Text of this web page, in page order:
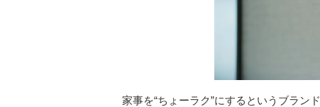
家事を“ちょーラク”にするというブラン